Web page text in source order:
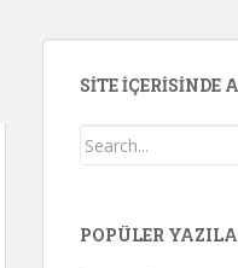
SITE İÇERISINDE
POPÜLER